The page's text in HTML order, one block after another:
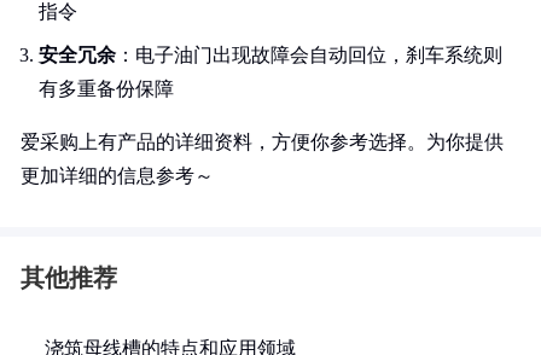
指令
安全冗余 ：电子油门出现故障会自动回位，刹车系统则
有多重备份保障
爱采购上有产品的详细资料，方便你参考选择。为你提供
更加详细的信息参考～
其他推荐
浇筑母线槽的特点和应用领域